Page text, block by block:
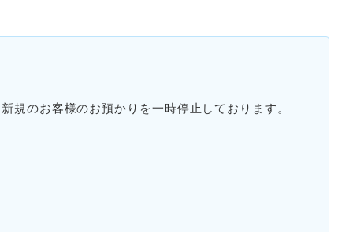
のお客様のお預かりを一時停止しております。